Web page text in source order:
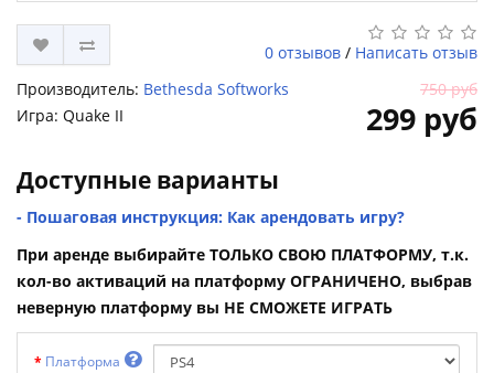
0 отзывов / Написать отзыв
Производитель: Bethesda Softworks
Игра: Quake II
750 руб
299 руб
Доступные варианты
- Пошаговая инструкция: Как арендовать игру?
При аренде выбирайте ТОЛЬКО СВОЮ ПЛАТФОРМУ, т.к.
кол-во активаций на платформу ОГРАНИЧЕНО, выбрав
неверную платформу вы НЕ СМОЖЕТЕ ИГРАТЬ
Платформа